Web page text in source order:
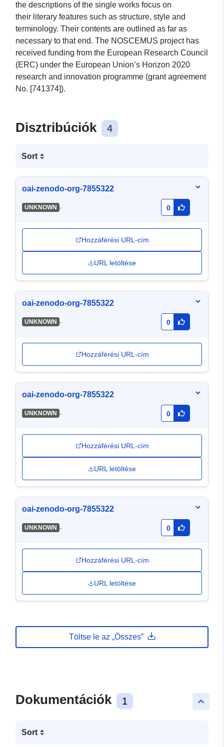
the descriptions of the single works focus on
their literary features such as structure, style and
terminology. Their contents are outlined as far as
necessary to that end. The NOSCEMUS project has
received funding from the European Research Council
(ERC) under the European Union’s Horizon 2020
research and innovation programme (grant agreement
No. [741374]).
Disztribúciók 4
Sort
oai-zenodo-org-7855322
UNKNOWN - 0
Hozzáférési URL-cím
URL letöltése
oai-zenodo-org-7855322
UNKNOWN - 0
Hozzáférési URL-cím
oai-zenodo-org-7855322
UNKNOWN - 0
Hozzáférési URL-cím
URL letöltése
oai-zenodo-org-7855322
UNKNOWN - 0
Hozzáférési URL-cím
URL letöltése
Töltse le az „Összes”
keyboard_arrow_up
Dokumentációk 1
Sort